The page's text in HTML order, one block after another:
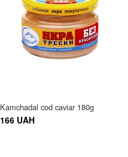
Kamchadal cod caviar 180g
166 UAH